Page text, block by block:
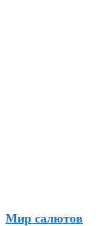
Мир салютов